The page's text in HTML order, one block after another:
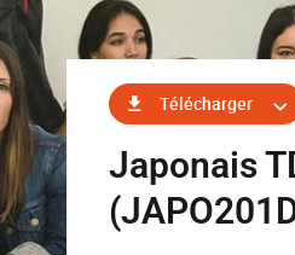
Télécharger
Japonais